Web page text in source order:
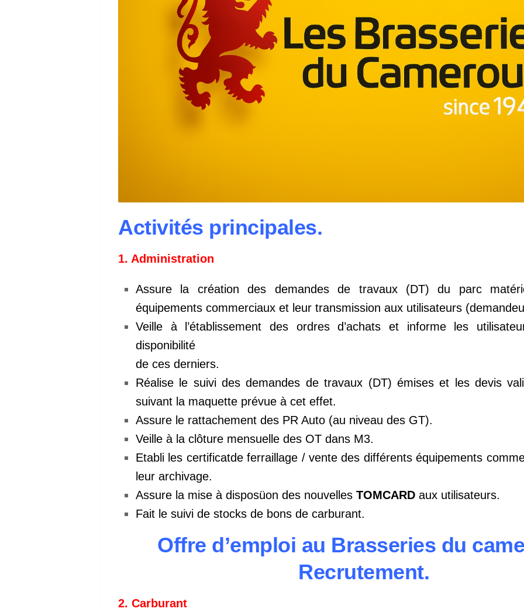
Activités principales.
1. Administration
Assure la création des demandes de travaux (DT) du parc
équipements commerciaux et leur transmission aux utilisateurs
Veille à l’établissement des ordres d’achats et informe les
disponibilité
de ces derniers.
Réalise le suivi des demandes de travaux (DT) émises et les devis
suivant la maquette prévue à cet effet.
Assure le rattachement des PR Auto (au niveau des GT).
Veille à la clôture mensuelle des OT dans M3.
Etabli les certificatde ferraillage / vente des différents équipements
leur archivage.
Assure la mise à disposüon des nouvelles TOMCARD aux utilisateurs.
Fait le suivi de stocks de bons de carburant.
Offre d’emploi au Brasseries du
Recrutement.
2. Carburant